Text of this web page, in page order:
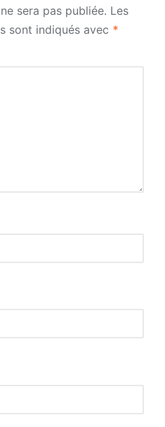
sera pas publiée. Les
sont indiqués avec *